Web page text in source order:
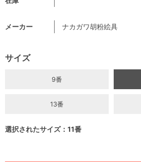
メーカー ナカガワ胡粉絵具
サイズ
9番
13番
選択されたサイズ：11番